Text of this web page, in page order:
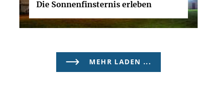
Die Sonnenfinsternis erleben
MEHR LADEN ...